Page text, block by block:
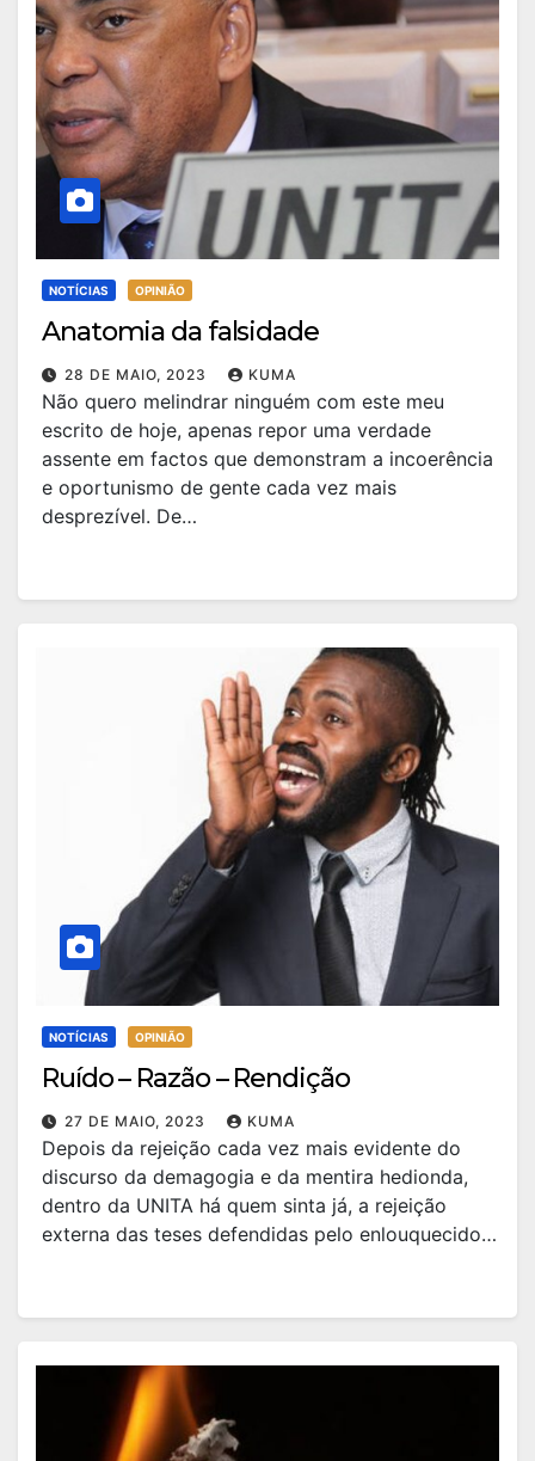
NOTÍCIAS OPINIÃO
Anatomia da falsidade
28 DE MAIO, 2023 KUMA
Não quero melindrar ninguém com este meu
escrito de hoje, apenas repor uma verdade
assente em factos que demonstram a incoerência
e oportunismo de gente cada vez mais
desprezível. De…
NOTÍCIAS OPINIÃO
Ruído – Razão – Rendição
27 DE MAIO, 2023 KUMA
Depois da rejeição cada vez mais evidente do
discurso da demagogia e da mentira hedionda,
dentro da UNITA há quem sinta já, a rejeição
externa das teses defendidas pelo enlouquecido…